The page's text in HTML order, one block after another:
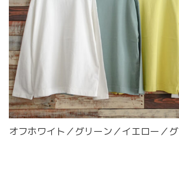
オフホワイト／グリーン／イエロー／